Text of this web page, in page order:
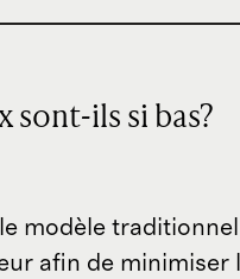
sont-ils si bas?
modèle
afin de minimiser